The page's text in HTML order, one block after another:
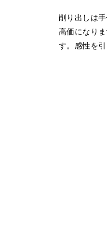
削り出しは
高価になり
す。感性を引